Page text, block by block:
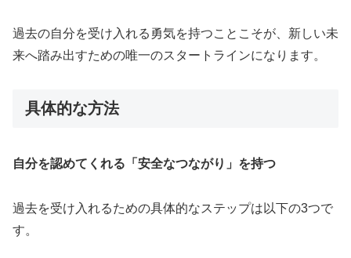
過去の自分を受け入れる勇気を持つことこそが、新しい未
来へ踏み出すための唯一のスタートラインになります。
具体的な方法
自分を認めてくれる「安全なつながり」を持つ
過去を受け入れるための具体的なステップは以下の3つで
す。